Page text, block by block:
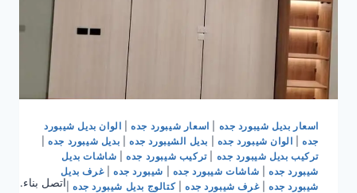
اسعار بديل شيبورد جده اسعار شيبورد جده| الوان بديل شيبورد
جده| الوان شيبورد جده بديل الشيبورد جده بديل شيبورد جده|
تركيب بديل شيبورد جده |تركيب شيبورد جده| شاشات بديل
شيبورد جده| شاشات شيبورد جده شيبورد جده |غرف بديل
شيبورد جده|غرف شيبورد جده |كتالوج بديل شيبورد جده| اتصل بناء.